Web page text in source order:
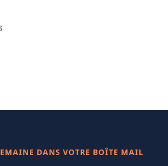
DANS VOTRE BOÎTE MAIL